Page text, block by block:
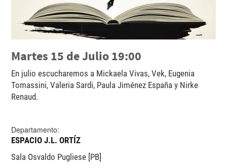
Martes 15 de Julio 19:00
En julio escucharemos a Mickaela Vivas, Vek, Eugenia
Tomassini, Valeria Sardi, Paula Jiménez España y Nirke
Renaud.
Departamento:
ESPACIO J.L. ORTÍZ
Sala Osvaldo Pugliese [PB]